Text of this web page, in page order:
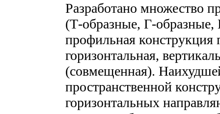
Разработано множество
(Т-образные, Г-
профильная конструкция
горизонтальная,
(совмещенная).
пространственной
горизонтальных